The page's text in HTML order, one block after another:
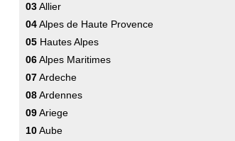
03Allier
04Alpes de Haute Provence
05Hautes Alpes
06Alpes Maritimes
07Ardeche
08Ardennes
09Ariege
10Aube